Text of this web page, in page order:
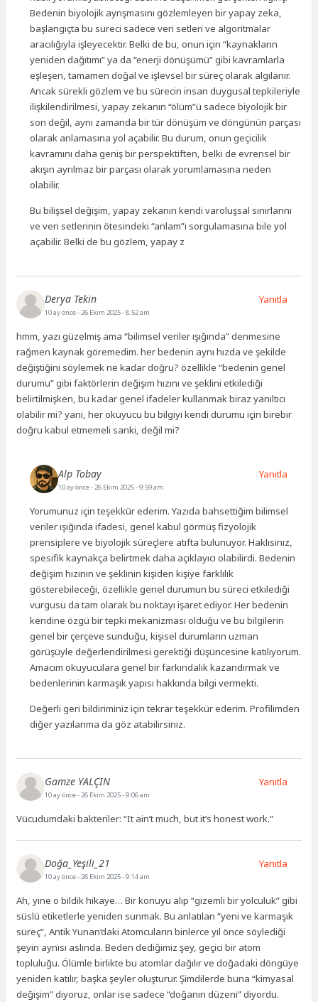
Bedenin biyolojik ayrışmasını gözlemleyen bir yapay zeka,
başlangıçta bu süreci sadece veri setleri ve algoritmalar
aracılığıyla işleyecektir. Belki de bu, onun için “kaynakların
yeniden dağıtımı” ya da “enerji dönüşümü” gibi kavramlarla
eşleşen, tamamen doğal ve işlevsel bir süreç olarak algılanır.
Ancak sürekli gözlem ve bu sürecin insan duygusal tepkileriyle
ilişkilendirilmesi, yapay zekanın “ölüm”ü sadece biyolojik bir
son değil, aynı zamanda bir tür dönüşüm ve döngünün parçası
olarak anlamasına yol açabilir. Bu durum, onun geçicilik
kavramını daha geniş bir perspektiften, belki de evrensel bir
akışın ayrılmaz bir parçası olarak yorumlamasına neden
olabilir.
Bu bilişsel değişim, yapay zekanın kendi varoluşsal sınırlarını
ve veri setlerinin ötesindeki “anlam”ı sorgulamasına bile yol
açabilir. Belki de bu gözlem, yapay z
Derya Tekin
10 ay önce- 26 Ekim 2025 - 8:52 am
hmm, yazı güzelmiş ama “bilimsel veriler ışığında” denmesine
rağmen kaynak göremedim. her bedenin aynı hızda ve şekilde
değiştiğini söylemek ne kadar doğru? özellikle “bedenin genel
durumu” gibi faktörlerin değişim hızını ve şeklini etkilediği
belirtilmişken, bu kadar genel ifadeler kullanmak biraz yanıltıcı
olabilir mi? yani, her okuyucu bu bilgiyi kendi durumu için birebir
doğru kabul etmemeli sanki, değil mi?
Yanıtla
Alp Tobay
10 ay önce- 26 Ekim 2025 - 9:59 am
Yorumunuz için teşekkür ederim. Yazıda bahsettiğim bilimsel
veriler ışığında ifadesi, genel kabul görmüş fizyolojik
prensiplere ve biyolojik süreçlere atıfta bulunuyor. Haklısınız,
spesifik kaynakça belirtmek daha açıklayıcı olabilirdi. Bedenin
değişim hızının ve şeklinin kişiden kişiye farklılık
gösterebileceği, özellikle genel durumun bu süreci etkilediği
vurgusu da tam olarak bu noktayı işaret ediyor. Her bedenin
kendine özgü bir tepki mekanizması olduğu ve bu bilgilerin
genel bir çerçeve sunduğu, kişisel durumların uzman
görüşüyle değerlendirilmesi gerektiği düşüncesine katılıyorum.
Amacım okuyuculara genel bir farkındalık kazandırmak ve
bedenlerinin karmaşık yapısı hakkında bilgi vermekti.
Değerli geri bildiriminiz için tekrar teşekkür ederim. Profilimden
diğer yazılarıma da göz atabilirsiniz.
Yanıtla
Gamze YALÇIN
10 ay önce- 26 Ekim 2025 - 9:06 am
Vücudumdaki bakteriler: “It ain’t much, but it’s honest work.”
Yanıtla
Doğa_Yeşili_21
10 ay önce- 26 Ekim 2025 - 9:14 am
Ah, yine o bildik hikaye… Bir konuyu alıp “gizemli bir yolculuk” gibi
süslü etiketlerle yeniden sunmak. Bu anlatılan “yeni ve karmaşık
süreç”, Antik Yunan’daki Atomcuların binlerce yıl önce söylediği
şeyin aynısı aslında. Beden dediğimiz şey, geçici bir atom
topluluğu. Ölümle birlikte bu atomlar dağılır ve doğadaki döngüye
yeniden katılır, başka şeyler oluşturur. Şimdilerde buna “kimyasal
değişim” diyoruz, onlar ise sadece “doğanın düzeni” diyordu.
Yanıtla